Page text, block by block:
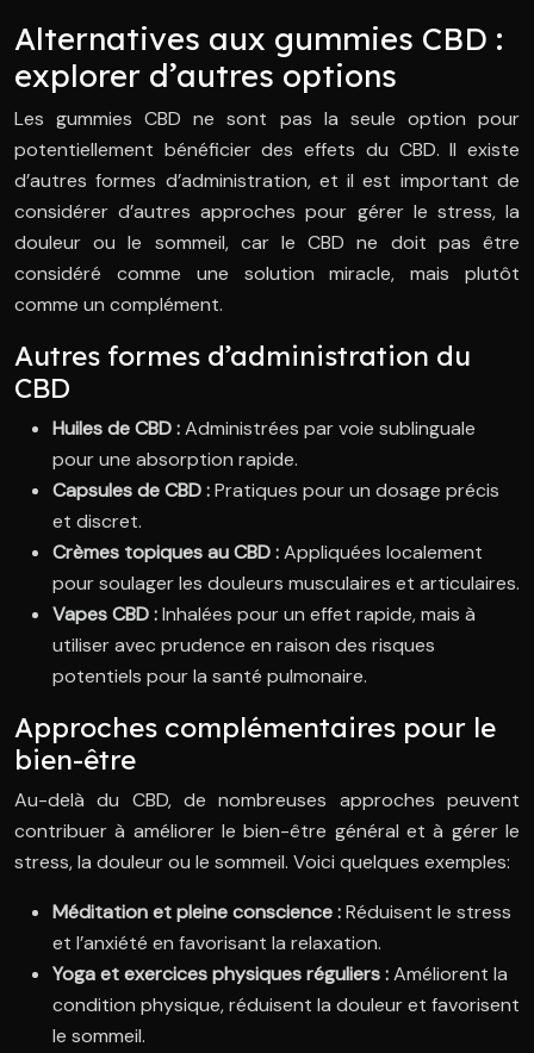
Alternatives aux gummies CBD :
explorer d’autres options
Les gummies CBD ne sont pas la seule option pour
potentiellement bénéficier des effets du CBD. Il existe
d’autres formes d’administration, et il est important de
considérer d’autres approches pour gérer le stress, la
douleur ou le sommeil, car le CBD ne doit pas être
considéré comme une solution miracle, mais plutôt
comme un complément.
Autres formes d’administration du
CBD
Huiles de CBD :Administrées par voie sublinguale
pour une absorption rapide.
Capsules de CBD :Pratiques pour un dosage précis
et discret.
Crèmes topiques au CBD :Appliquées localement
pour soulager les douleurs musculaires et articulaires.
Vapes CBD :Inhalées pour un effet rapide, mais à
utiliser avec prudence en raison des risques
potentiels pour la santé pulmonaire.
Approches complémentaires pour le
bien-être
Au-delà du CBD, de nombreuses approches peuvent
contribuer à améliorer le bien-être général et à gérer le
stress, la douleur ou le sommeil. Voici quelques exemples:
Méditation et pleine conscience :Réduisent le stress
et l’anxiété en favorisant la relaxation.
Yoga et exercices physiques réguliers :Améliorent la
condition physique, réduisent la douleur et favorisent
le sommeil.